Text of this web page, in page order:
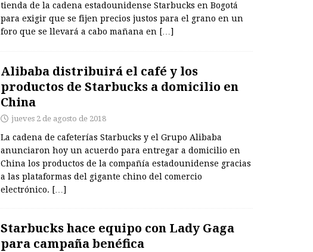
tienda de la cadena estadounidense Starbucks en Bogotá
para exigir que se fijen precios justos para el grano en un
foro que se llevará a cabo mañana en […]
Alibaba distribuirá el café y los
productos de Starbucks a domicilio en
China
jueves 2 de agosto de 2018
La cadena de cafeterías Starbucks y el Grupo Alibaba
anunciaron hoy un acuerdo para entregar a domicilio en
China los productos de la compañía estadounidense gracias
a las plataformas del gigante chino del comercio
electrónico. […]
Starbucks hace equipo con Lady Gaga
para campaña benéfica